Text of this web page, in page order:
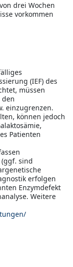
drei Wochen
vorkommen
(IEF) des
müssen
einzugrenzen.
können jedoch
Patienten
sind
erfolgen
Enzymdefekt
Weitere